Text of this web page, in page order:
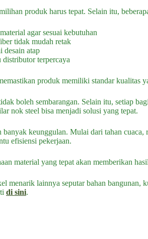
produk harus tepat. Selain itu,
agar sesuai kebutuhan
tidak mudah retak
desain atap
terpercaya
produk memiliki standar kualitas
boleh sembarangan. Selain itu, setiap
nok steel bisa menjadi solusi yang tepat.
keunggulan. Mulai dari tahan
efisiensi pekerjaan.
material yang tepat akan memberikan
menarik lainnya seputar bahan bangunan,
di sini.